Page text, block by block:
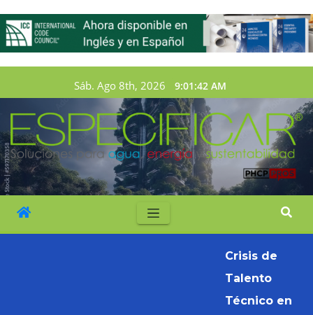
Sáb. Ago 8th, 2026 9:01:43 AM
Crisis de
Talento
Técnico en